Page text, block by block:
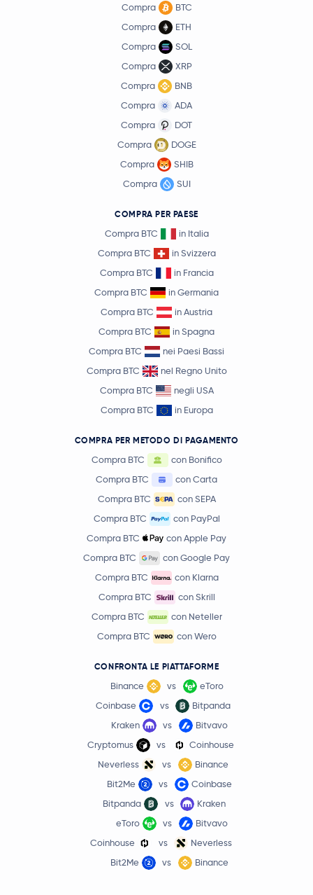
Compra
BTC
Compra
ETH
Compra
SOL
Compra
XRP
Compra
BNB
Compra
ADA
Compra
DOT
Compra
DOGE
Compra
SHIB
Compra
SUI
COMPRA PER PAESE
Compra BTC
in Italia
Compra BTC
in Svizzera
Compra BTC
in Francia
Compra BTC
in Germania
Compra BTC
in Austria
Compra BTC
in Spagna
Compra BTC
nei Paesi Bassi
Compra BTC
nel Regno Unito
Compra BTC
negli USA
Compra BTC
in Europa
COMPRA PER METODO DI PAGAMENTO
Compra BTC
con Bonifico
Compra BTC
con Carta
Compra BTC
con SEPA
Compra BTC
con PayPal
Compra BTC
con Apple Pay
Compra BTC
con Google Pay
Compra BTC
con Klarna
Compra BTC
con Skrill
Compra BTC
con Neteller
Compra BTC
con Wero
CONFRONTA LE PIATTAFORME
Binance vs
eToro
Coinbase
vs
Bitpanda
Kraken
vs
Bitvavo
Cryptomus
vs
Coinhouse
Neverless
vs
Binance
Bit2Me
vs
Coinbase
Bitpanda
vs
Kraken
eToro
vs
Bitvavo
Coinhouse
vs
Neverless
Bit2Me
vs Binance